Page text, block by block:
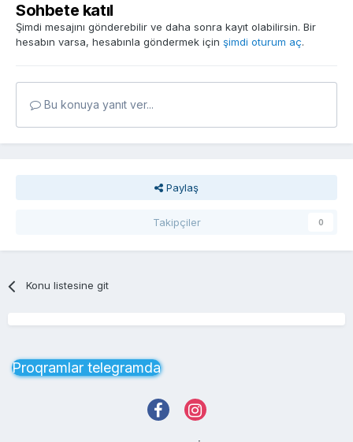
Sohbete katıl
Şimdi mesajını gönderebilir ve daha sonra kayıt olabilirsin. Bir
hesabın varsa, hesabınla göndermek için şimdi oturum aç.
Bu konuya yanıt ver...
Paylaş
Takipçiler 0
Konu listesine git
Proqramlar telegramda